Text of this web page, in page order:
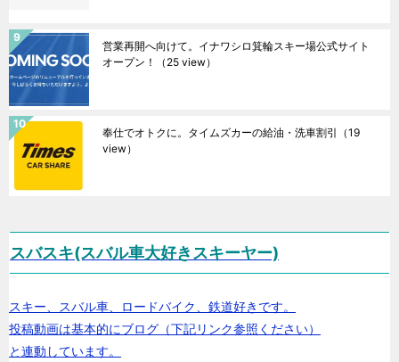
営業再開へ向けて。イナワシロ箕輪スキー場公式サイト
オープン！
（25 view）
奉仕でオトクに。タイムズカーの給油・洗車割引 （19
view）
スバスキ(スバル車大好きスキーヤー)
スキー、スバル車、ロードバイク、鉄道好きです。
投稿動画は基本的にブログ（下記リンク参照ください）
と連動しています。